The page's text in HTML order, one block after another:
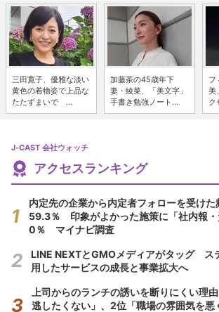
三田寛子、優雅な淡い
黄色の着物姿で上品な
たたずまいで ...
加藤茶の45歳年下
妻・綾菜、「美文字」
手書き勉強ノート...
フ
美
ク
J-CAST 会社ウォッチ
アクセスランキング
内定先の企業から内定者フォローを受け
59.3％ 印象がよかった施策に「社内報
0％ マイナビ調査
LINE NEXTとGMOメディアがタッグ ス
用したサービスの成長と事業拡大へ
上司からのランチの誘いを断りにくい
逃したくない」、2位「職場の雰囲気を悪